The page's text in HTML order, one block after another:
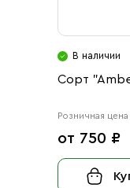
В наличии
Сорт
Розничная цена
от 750 ₽